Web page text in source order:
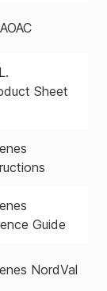
Sheet
Guide
NordVal